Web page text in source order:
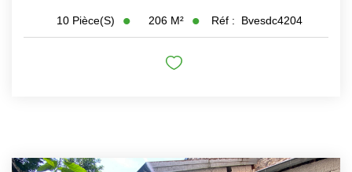
10 Pièce(s) 206 M² Réf : Bvesdc4204